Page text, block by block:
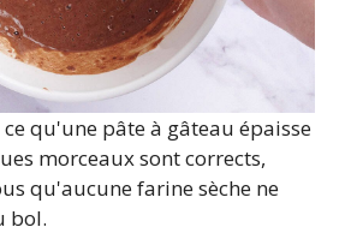
qu'une pâte à gâteau épaisse
morceaux sont corrects,
qu'aucune farine sèche ne
bol.